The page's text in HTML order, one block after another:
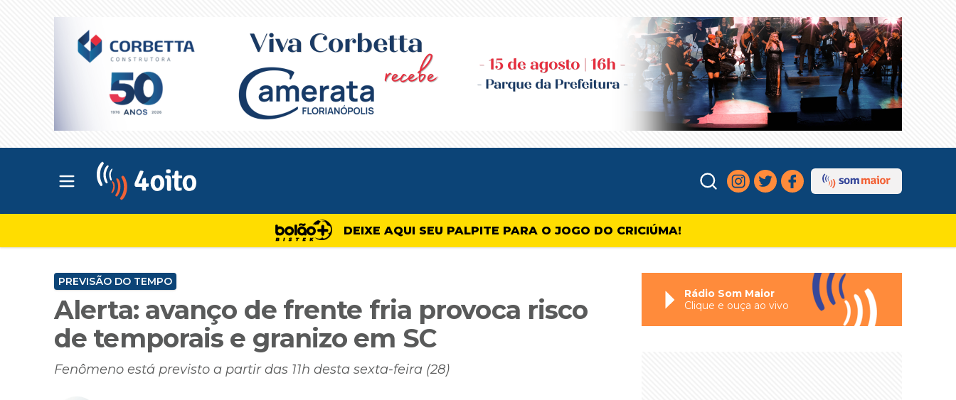
Abrir menu principal
DEIXE AQUI SEU PALPITE PARA O JOGO DO CRICIÚMA!
PREVISÃO DO TEMPO
Alerta: avanço de frente fria provoca risco
de temporais e granizo em SC
Fenômeno está previsto a partir das 11h desta sexta-feira (28)
Rádio Som Maior
Clique e ouça ao vivo